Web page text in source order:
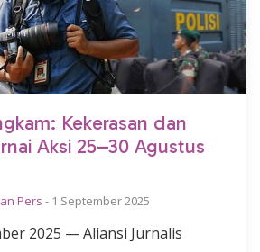
Kekerasan dan
Aksi 25–30 Agustus
Pers - 1 September 2025
2025 — Aliansi Jurnalis